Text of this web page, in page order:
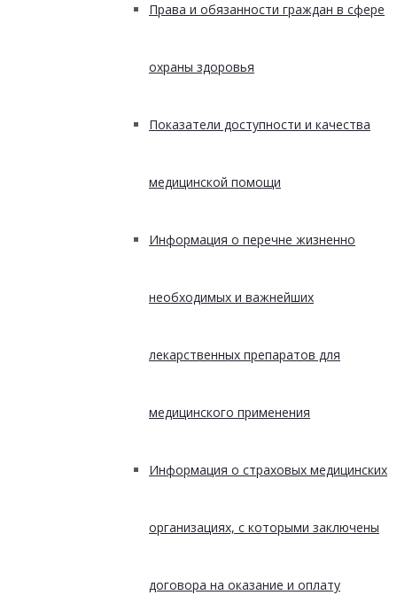
Права и обязанности граждан в сфере
охраны здоровья
Показатели доступности и качества
медицинской помощи
Информация о перечне жизненно
необходимых и важнейших
лекарственных препаратов для
медицинского применения
Информация о страховых медицинских
организациях, с которыми заключены
договора на оказание и оплату